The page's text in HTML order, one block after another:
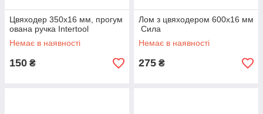
Цвяходер 350x16 мм, прогум
ована ручка Intertool
Немає в наявності
150 ₴
Лом з цвяходером 600x16 мм
Сила
Немає в наявності
275 ₴